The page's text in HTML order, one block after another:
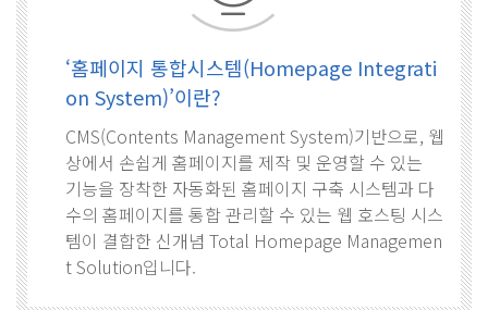
‘홈페이지 통합시스템(Homepage Integrati
on System)’이란?
CMS(Contents Management System)기반으로, 웹
상에서 손쉽게 홈페이지를 제작 및 운영할 수 있는
기능을 장착한 자동화된 홈페이지 구축 시스템과 다
수의 홈페이지를 통합 관리할 수 있는 웹 호스팅 시스
템이 결합한 신개념 Total Homepage Managemen
t Solution입니다.